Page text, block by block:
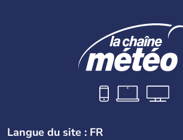
Langue du site : FR